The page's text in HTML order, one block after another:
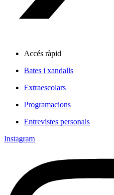
Accés ràpid
Bates i xandalls
Extraescolars
Programacions
Entrevistes personals
Instagram